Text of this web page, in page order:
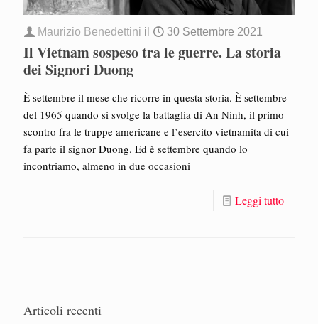
Maurizio Benedettini il 30 Settembre 2021
Il Vietnam sospeso tra le guerre. La storia
dei Signori Duong
È settembre il mese che ricorre in questa storia. È settembre
del 1965 quando si svolge la battaglia di An Ninh, il primo
scontro fra le truppe americane e l’esercito vietnamita di cui
fa parte il signor Duong. Ed è settembre quando lo
incontriamo, almeno in due occasioni
Leggi tutto
Articoli recenti